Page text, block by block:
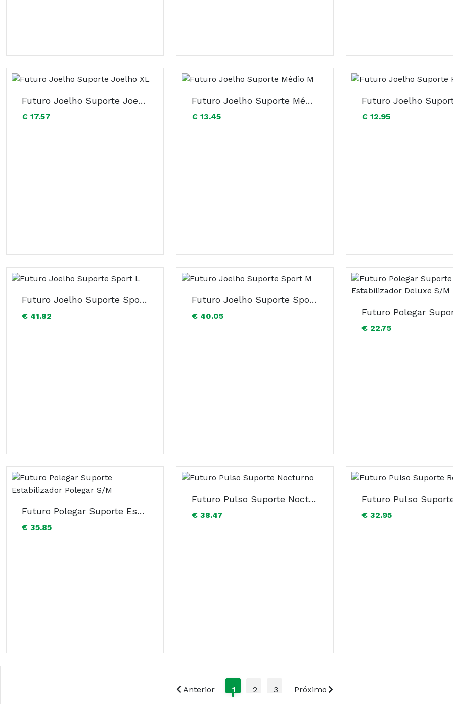
Futuro Joelho Suporte Joelho XL
€ 17.57
Futuro Joelho Suporte Médio M
€ 13.45 € 12.95
Futuro Joelho Suporte Sport L
€ 41.82
Futuro Joelho Suporte Sport M
€ 40.05
€ 22.75
Futuro Polegar Suporte Estabilizador Polegar S/M
€ 35.85
Futuro Pulso Suporte Nocturno
€ 38.47 € 32.95
Anterior 1 2 3 Próximo